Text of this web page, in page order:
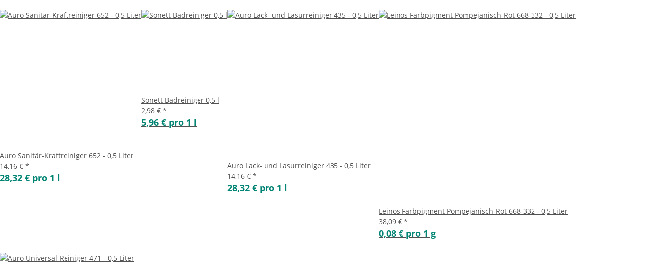
Auro Sanitär-Kraftreiniger 652 - 0,5 Liter
14,16 € *
28,32 € pro 1 l
Sonett Badreiniger 0,5 l
2,98 € *
5,96 € pro 1 l
Auro Lack- und Lasurreiniger 435 - 0,5 Liter
14,16 € *
28,32 € pro 1 l
Leinos Farbpigment Pompejanisch-Rot 668-332 - 0,5 Liter
38,09 € *
0,08 € pro 1 g